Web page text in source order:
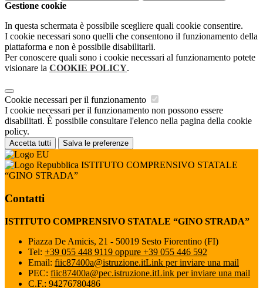
Gestione cookie
In questa schermata è possibile scegliere quali cookie consentire.
I cookie necessari sono quelli che consentono il funzionamento della
piattaforma e non è possibile disabilitarli.
Per conoscere quali sono i cookie necessari al funzionamento potete
visionare la COOKIE POLICY.
Cookie necessari per il funzionamento
I cookie necessari per il funzionamento non possono essere
disabilitati. È possibile consultare l'elenco nella pagina della cookie
policy.
Accetta tutti Salva le preferenze
ISTITUTO COMPRENSIVO STATALE
“GINO STRADA”
Contatti
ISTITUTO COMPRENSIVO STATALE “GINO STRADA”
Piazza De Amicis, 21 - 50019 Sesto Fiorentino (FI)
Tel: +39 055 448 9119 oppure +39 055 446 592
Email: fiic87400a@istruzione.itLink per inviare una mail
PEC: fiic87400a@pec.istruzione.itLink per inviare una mail
C.F.: 94276780486